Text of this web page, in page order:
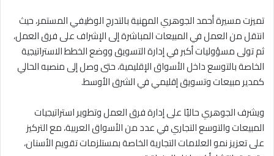
تميزت مسيرة أحمد الجوهري المهنية بالتدرج الوظيفي المستمر، حيث
انتقل من العمل في المبيعات المباشرة إلى الإشراف على فرق العمل،
ثم تولى مسؤوليات أكبر في إدارة التسويق ووضع الخطط الاستراتيجية
الخاصة بالتوسع داخل الأسواق الإقليمية، حتى وصل إلى منصبه الحالي
كمدير مبيعات وتسويق إقليمي في الشرق الأوسط.
ويشرف الجوهري حاليًا على إدارة فرق العمل وتطوير استراتيجيات
المبيعات والتوسع التجاري في عدد من الأسواق العربية، مع التركيز
على تعزيز نمو العلامات التجارية الخاصة بمستلزمات تقويم الأسنان،